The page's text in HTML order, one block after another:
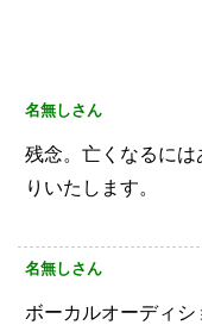
名無しさん
残念。亡くなるには
りいたします。
名無しさん
ボーカルオーディ